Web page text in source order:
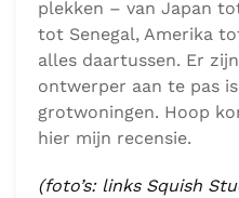
plekken – van Japan
tot Senegal, Amerika
alles daartussen. Er
ontwerper aan te pas
grotwoningen. Hoop
hier mijn recensie.
(foto’s: links Squish